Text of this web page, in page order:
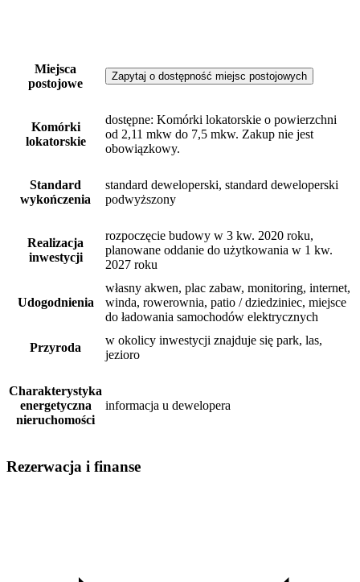
Miejsca
postojowe
Zapytaj o dostępność miejsc postojowych
Komórki
lokatorskie
dostępne: Komórki lokatorskie o powierzchni
od 2,11 mkw do 7,5 mkw. Zakup nie jest
obowiązkowy.
Standard
wykończenia
standard deweloperski, standard deweloperski
podwyższony
Realizacja
inwestycji
rozpoczęcie budowy w 3 kw. 2020 roku,
planowane oddanie do użytkowania w 1 kw.
2027 roku
Udogodnienia
własny akwen, plac zabaw, monitoring, internet,
winda, rowerownia, patio / dziedziniec, miejsce
do ładowania samochodów elektrycznych
Przyroda
w okolicy inwestycji znajduje się park, las,
jezioro
Charakterystyka
energetyczna
nieruchomości
informacja u dewelopera
Rezerwacja i finanse